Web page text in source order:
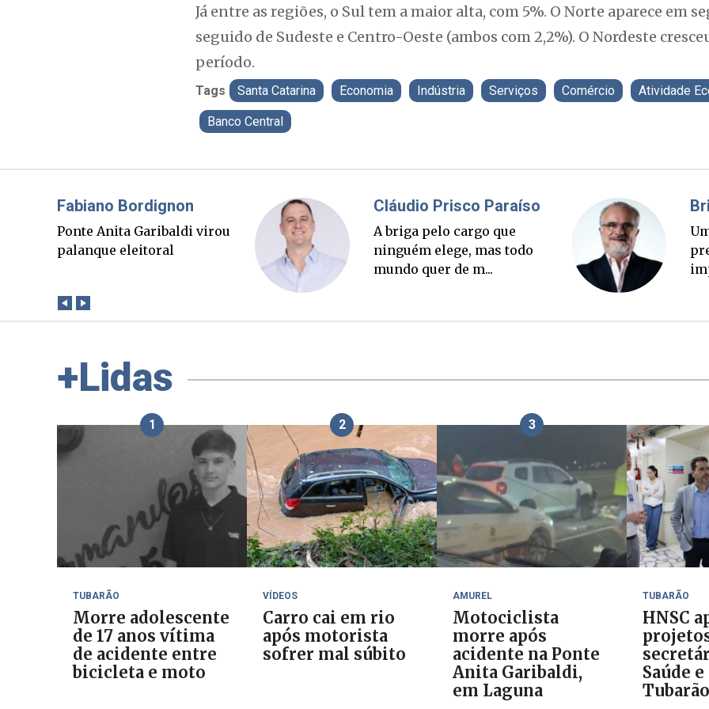
Já entre as regiões, o Sul tem a maior alta, com 5%. O Norte aparece em
seguido de Sudeste e Centro-Oeste (ambos com 2,2%). O Nordeste
período.
Tags Santa Catarina Economia Indústria Serviços Comércio Atividade
Banco Central
Misael Elias
O Boato corre mais rápido
que a verdade. Mas quem
Fabiano Bordignon
Ponte Anita Garibaldi virou
palanque eleitoral
A
+Lidas
1
TUBARÃO
Morre adolescente
de 17 anos vítima
de acidente entre
bicicleta e moto
2
VÍDEOS
Carro cai em rio
após motorista
sofrer mal súbito
3
AMUREL
Motociclista
morre após
acidente na Ponte
Anita Garibaldi,
em Laguna
TUBARÃO
HNSC
Saúde
Tubarão